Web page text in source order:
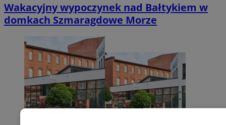
Wakacyjny wypoczynek nad Bałtykiem w
domkach Szmaragdowe Morze